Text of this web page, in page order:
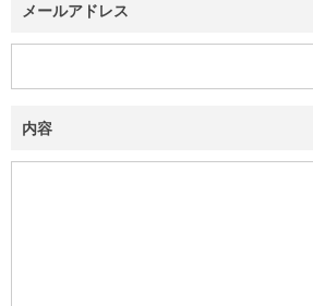
メールアドレス
内容